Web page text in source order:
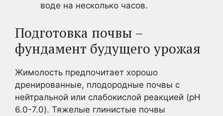
воде на несколько часов.
Подготовка почвы –
фундамент будущего урожая
Жимолость предпочитает хорошо
дренированные, плодородные почвы с
нейтральной или слабокислой реакцией (pH
6.0-7.0). Тяжелые глинистые почвы